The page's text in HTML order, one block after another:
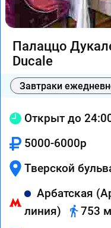
Палаццо
Ducale
Завтраки
Открыт до
5000-6000р
Тверской
Арбатская
линия)
753 м